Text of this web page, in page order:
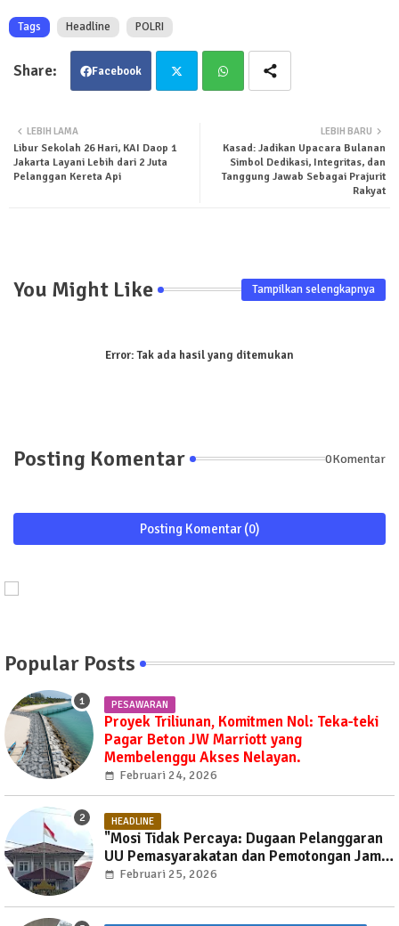
Tags Headline POLRI
Facebook
ter tsa
LEBIH BARU
Kasad: Jadikan Upacara Bulanan
Simbol Dedikasi, Integritas, dan
Tanggung Jawab Sebagai Prajurit
Rakyat
LEBIH LAMA
Libur Sekolah 26 Hari, KAI Daop 1
Jakarta Layani Lebih dari 2 Juta
Pelanggan Kereta Api
You Might Like Tampilkan selengkapnya
Error:Tak ada hasil yang ditemukan
Posting Komentar 0Komentar
Posting Komentar (0)
Popular Posts
PESAWARAN
Proyek Triliunan, Komitmen Nol: Teka-teki
Pagar Beton JW Marriott yang
Membelenggu Akses Nelayan.
Februari 24, 2026
HEADLINE
"Mosi Tidak Percaya: Dugaan Pelanggaran
UU Pemasyarakatan dan Pemotongan Jam
Layanan Publik di Rutan Way Huwi."
Februari 25, 2026